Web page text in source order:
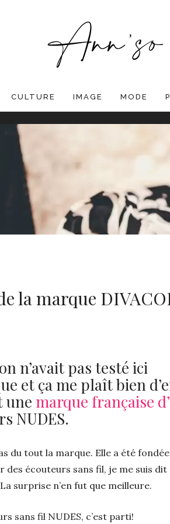
CULTURE IMAGE MODE
la marque
n’avait pas testé ici
et ça me plaît bien
une marque française
NUDES.
du tout la marque. Elle a été
des écouteurs sans fil, je me suis
surprise n’en fut que meilleure.
sans fil NUDES, c’est parti!